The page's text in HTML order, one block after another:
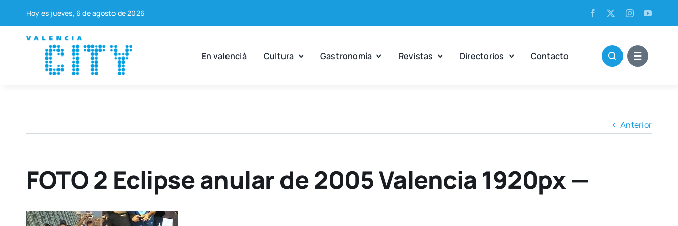
contenido
Hoy es jue­ves, 6 de agos­to de 2026
En valen­cià Cul­tu­ra Gas­tro­no­mía Revis­tas Direc­to­rios Con­tac­to
Anterior
FOTO 2 Eclipse anular de 2005 Valencia 1920px —